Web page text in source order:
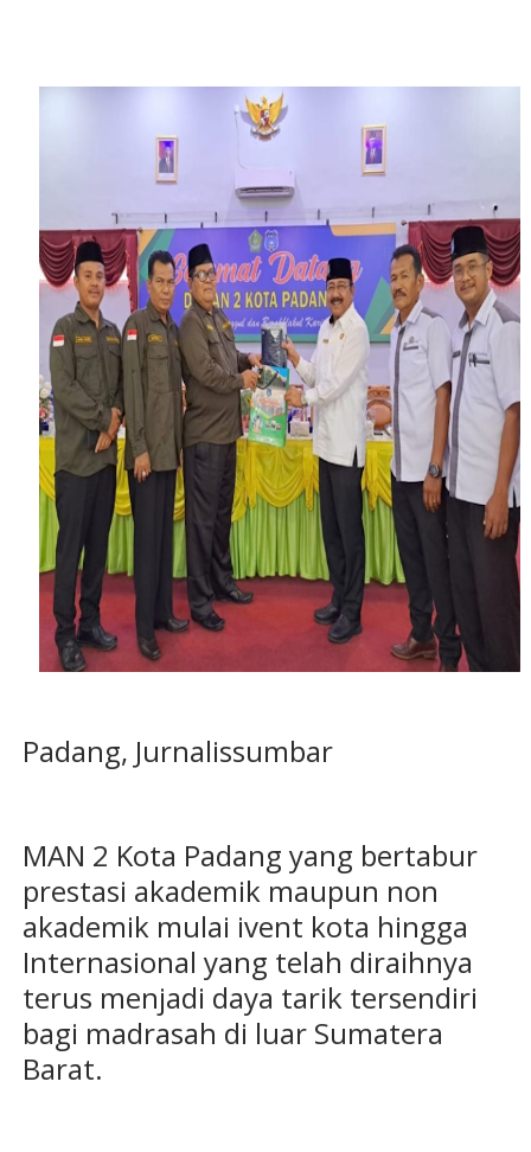
Padang, Jurnalissumbar
MAN 2 Kota Padang yang bertabur
prestasi akademik maupun non
akademik mulai ivent kota hingga
Internasional yang telah diraihnya
terus menjadi daya tarik tersendiri
bagi madrasah di luar Sumatera
Barat.